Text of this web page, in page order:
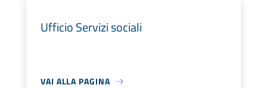
Ufficio Servizi sociali
VAI ALLA PAGINA